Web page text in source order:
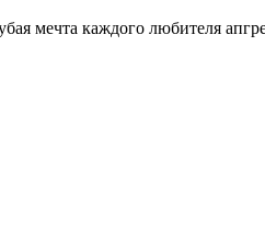
мечта каждого любителя